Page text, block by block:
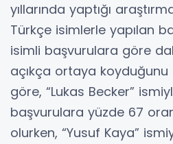
yıllarında yaptığı
Türkçe isimlerle yapılan
isimli başvurulara göre
açıkça ortaya koyduğunu
göre, “Lukas Becker”
başvurulara yüzde 67
olurken, “Yusuf Kaya”